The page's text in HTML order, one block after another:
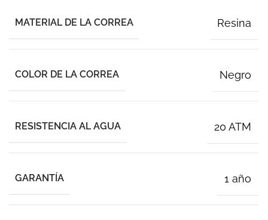
MATERIAL DE LA CORREA Resina
COLOR DE LA CORREA Negro
RESISTENCIA AL AGUA 20 ATM
GARANTÍA 1 año